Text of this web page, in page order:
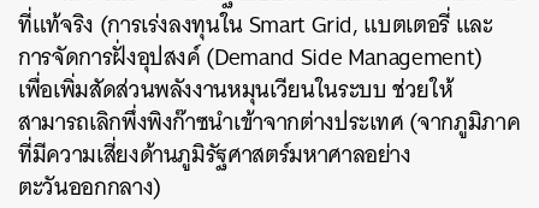
ที่แท้จริง (การเร่งลงทุนใน Smart Grid, แบตเตอรี่ และ
การจัดการฝั่งอุปสงค์ (Demand Side Management)
เพื่อเพิ่มสัดส่วนพลังงานหมุนเวียนในระบบ ช่วยให้
สามารถเลิกพึ่งพิงก๊าซนำเข้าจากต่างประเทศ (จากภูมิภาค
ที่มีความเสี่ยงด้านภูมิรัฐศาสตร์มหาศาลอย่าง
ตะวันออกกลาง)